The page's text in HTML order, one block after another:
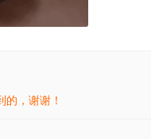
，谢谢！